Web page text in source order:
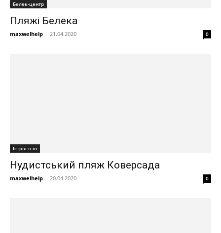
Белек-центр
Пляжі Белека
maxwelhelp - 21.04.2020 0
Істрія п-ів
Нудистський пляж Коверсада
maxwelhelp - 20.04.2020 0